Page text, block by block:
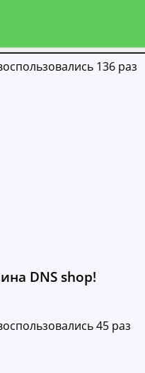
136 раз
DNS shop!
45 раз